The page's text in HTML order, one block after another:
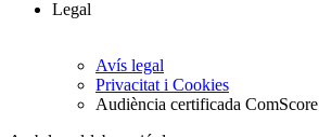
Legal
Avís legal
Privacitat i Cookies
Audiència certificada ComScore